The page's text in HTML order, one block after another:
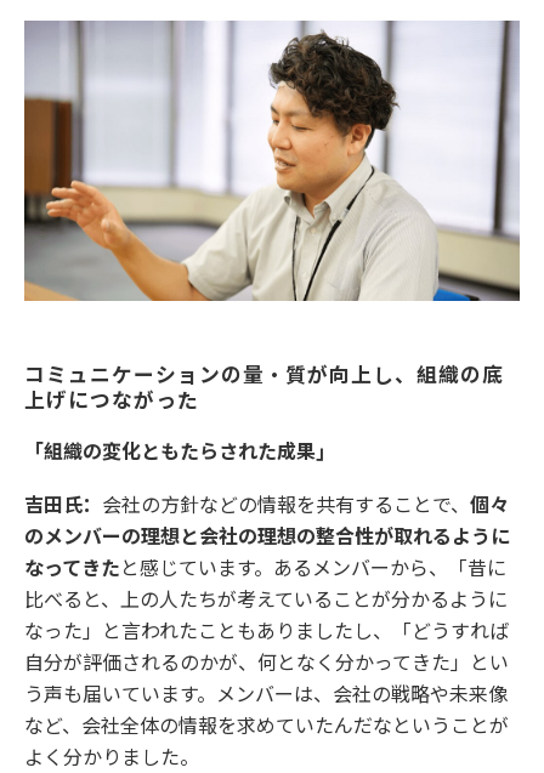
コミュニケーションの量・質が向上し、組織の底
上げにつながった
「組織の変化ともたらされた成果」
吉田氏： 会社の方針などの情報を共有することで、 個々
のメンバーの理想と会社の理想の整合性が取れるように
なってきたと感じています。あるメンバーから、「昔に
比べると、上の人たちが考えていることが分かるように
なった」と言われたこともありましたし、「どうすれば
自分が評価されるのかが、何となく分かってきた」とい
う声も届いています。メンバーは、会社の戦略や未来像
など、会社全体の情報を求めていたんだなということが
よく分かりました。